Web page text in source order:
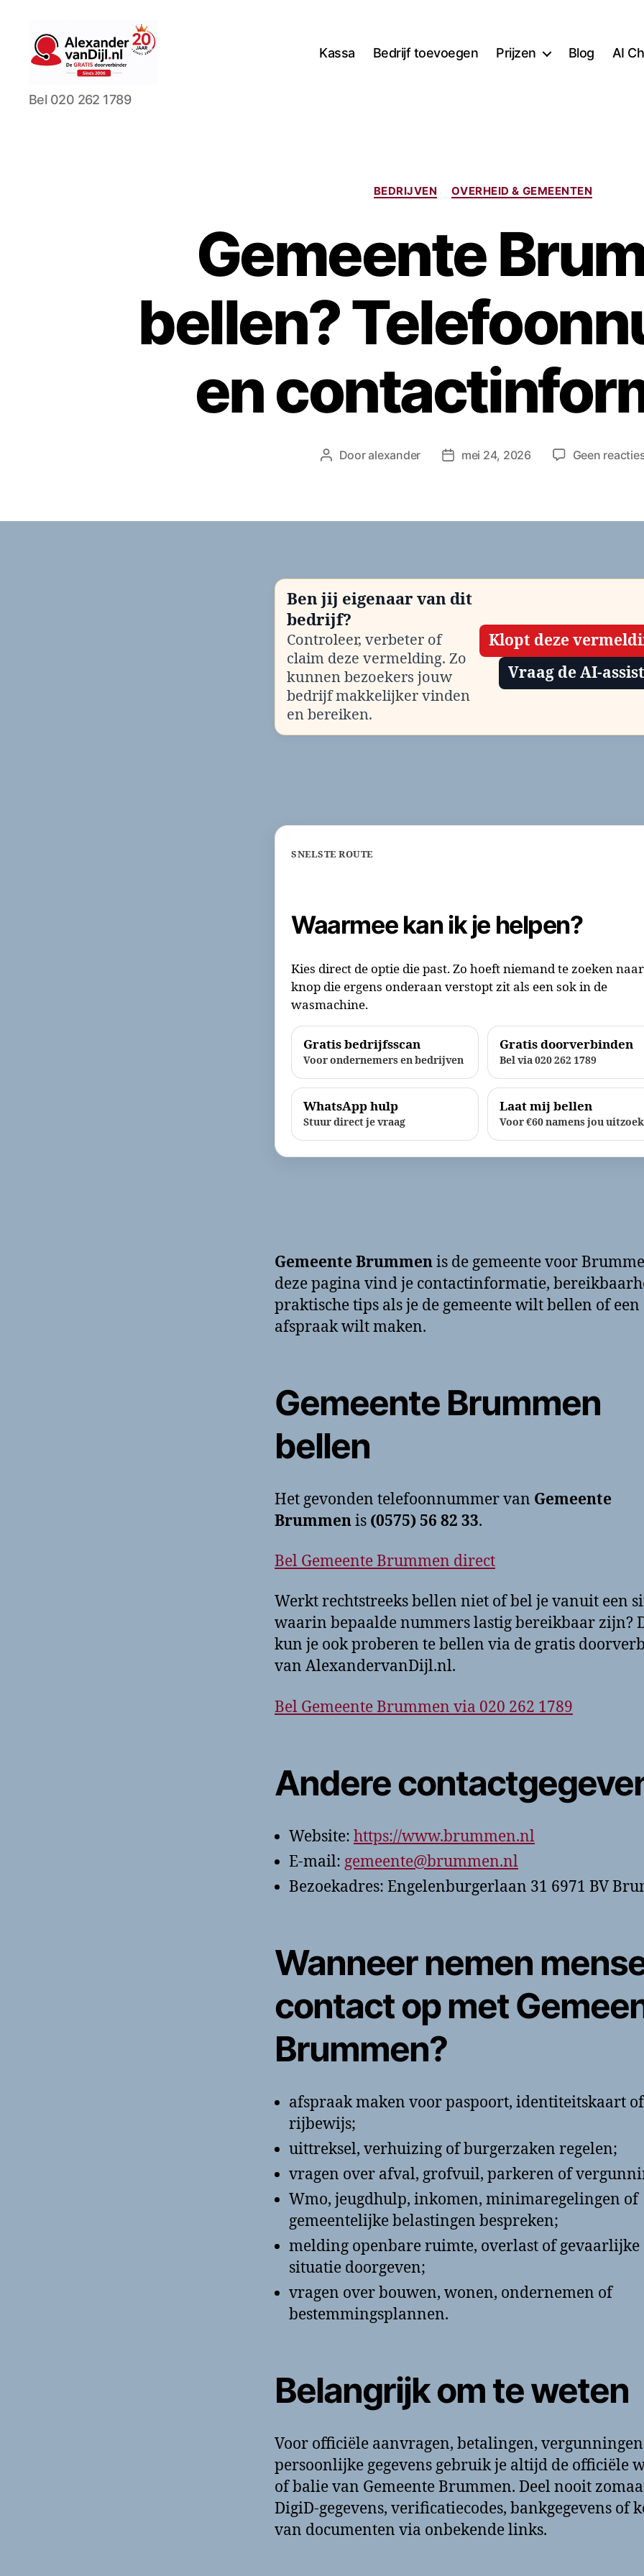
AlexandervanDijl.nl
Bel 020 262 1789
Kassa Bedrijf toevoegen Prijzen Blog AI
Categorieën
BEDRIJVEN OVERHEID & GEMEENTEN
Gemeente
bellen?
en
Berichtauteur
Dooralexander Berichtdatum
mei 24, 2026 Geen
Ben jij eigenaar van dit
bedrijf?
Controleer, verbeter of
claim deze vermelding. Zo
kunnen bezoekers jouw
bedrijf makkelijker vinden
en bereiken.
Klopt deze
Vraag de AI-
SNELSTE ROUTE
Waarmee kan ik je helpen?
Kies direct de optie die past. Zo hoeft niemand te zoeken
knop die ergens onderaan verstopt zit als een sok in de
wasmachine.
Gratis bedrijfsscan
Voor ondernemers en bedrijven
Gratis doorverbinden
Bel via 020 262 1789
WhatsApp hulp
Stuur direct je vraag
Laat mij bellen
Voor €60 namens jou
Gemeente Brummenis de gemeente voor
deze pagina vind je contactinformatie,
praktische tips als je de gemeente wilt bellen of een
afspraak wilt maken.
Gemeente Brummen
bellen
Het gevonden telefoonnummer van Gemeente
Brummenis (0575) 56 82 33.
Bel Gemeente Brummen direct
Werkt rechtstreeks bellen niet of bel je vanuit een
waarin bepaalde nummers lastig bereikbaar zijn?
kun je ook proberen te bellen via de gratis
van AlexandervanDijl.nl.
Bel Gemeente Brummen via 020 262 1789
Andere
Website: https://www.brummen.nl
E-mail: gemeente@brummen.nl
Bezoekadres: Engelenburgerlaan 31 6971 BV
Wanneer nemen
contact op met
Brummen?
afspraak maken voor paspoort, identiteitskaart of
rijbewijs;
uittreksel, verhuizing of burgerzaken regelen;
vragen over afval, grofvuil, parkeren of
Wmo, jeugdhulp, inkomen, minimaregelingen of
gemeentelijke belastingen bespreken;
melding openbare ruimte, overlast of gevaarlijke
situatie doorgeven;
vragen over bouwen, wonen, ondernemen of
bestemmingsplannen.
Belangrijk om te weten
Voor officiële aanvragen, betalingen,
persoonlijke gegevens gebruik je altijd de officiële
of balie van Gemeente Brummen. Deel nooit
DigiD-gegevens, verificatiecodes, bankgegevens of
van documenten via onbekende links.